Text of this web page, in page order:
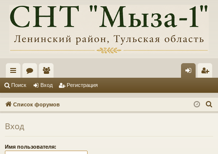
с
ы
лк
и
ум
ы
ол
ьз
ов
д ис
тр
Поиск Вход Регистрация
Список форумов
о
Вход
Имя пользователя: